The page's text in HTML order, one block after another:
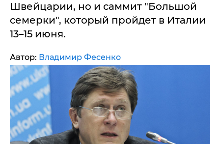
Швейцарии, но и саммит "Большой
семерки", который пройдет в Италии
13–15 июня.
Автор: Владимир Фесенко